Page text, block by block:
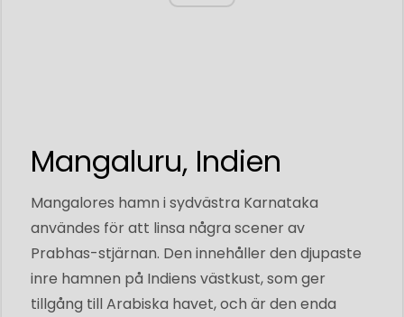
Mangaluru, Indien
Mangalores hamn i sydvästra Karnataka
användes för att linsa några scener av
Prabhas-stjärnan. Den innehåller den djupaste
inre hamnen på Indiens västkust, som ger
tillgång till Arabiska havet, och är den enda